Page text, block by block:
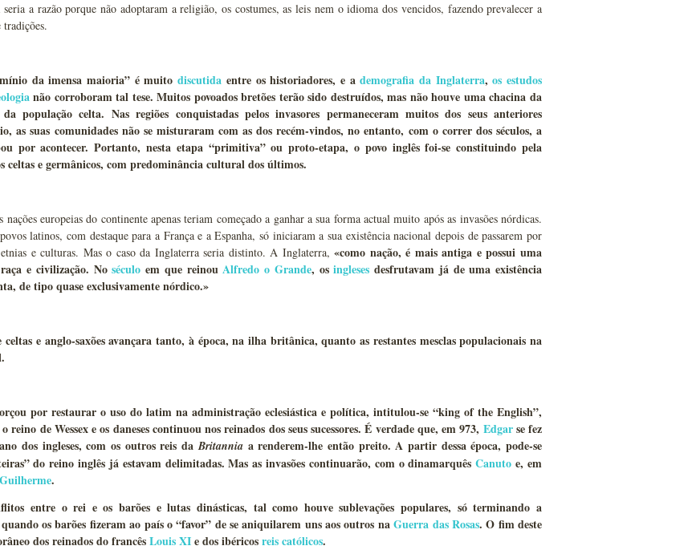
a razão porque não adoptaram a religião, os costumes, as leis nem o idioma dos vencidos, fazendo prevalecer a
da imensa maioria” é muitodiscutida entre os historiadores, e ademografia da Inglaterra,os estudos
não corroboram tal tese. Muitos povoados bretões terão sido destruídos, mas não houve uma chacina da
população celta. Nas regiões conquistadas pelos invasores permaneceram muitos dos seus anteriores
as suas comunidades não se misturaram com as dos recém-vindos, no entanto, com o correr dos séculos, a
por acontecer. Portanto, nesta etapa “primitiva” ou proto-etapa, o povo inglês foi-se constituindo pela
celtas e germânicos, com predominância cultural dos últimos.
nações europeias do continente apenas teriam começado a ganhar a sua forma actual muito após as invasões nórdicas.
latinos, com destaque para a França e a Espanha, só iniciaram a sua existência nacional depois de passarem por
e culturas. Mas o caso da Inglaterra seria distinto. A Inglaterra,«como nação, é mais antiga e possui uma
e civilização. Noséculo em que reinouAlfredo o Grande, osingleses desfrutavam já de uma existência
de tipo quase exclusivamente nórdico.»
celtas e anglo-saxões avançara tanto, à época, na ilha britânica, quanto as restantes mesclas populacionais na
por restaurar o uso do latim na administração eclesiástica e política, intitulou-se “king of the English”,
de Wessex e os daneses continuou nos reinados dos seus sucessores. É verdade que, em 973, Edgarse fez
dos ingleses, com os outros reis daBritanniaa renderem-lhe então preito. A partir dessa época, pode-se
do reino inglês já estavam delimitadas. Mas as invasões continuarão, com o dinamarquêsCanuto e, em
Guilherme.
entre o rei e os barões e lutas dinásticas, tal como houve sublevações populares, só terminando a
os barões fizeram ao país o “favor” de se aniquilarem uns aos outros naGuerra das Rosas. O fim deste
dos reinados do francêsLouis XIe dos ibéricosreis católicos.